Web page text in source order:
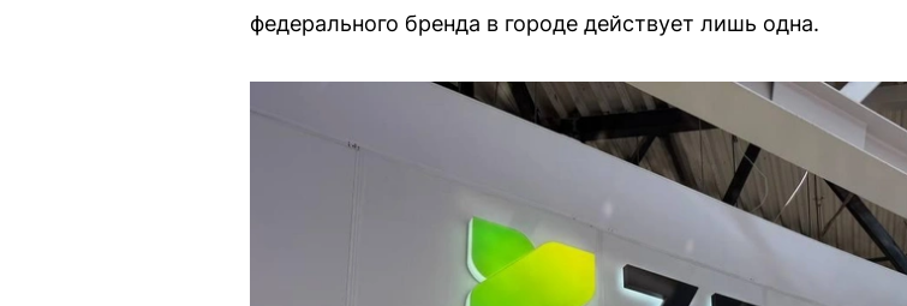
федерального бренда в городе действует лишь одна.